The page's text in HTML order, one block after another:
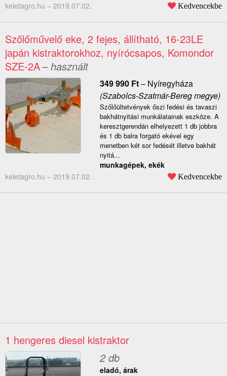
keletagro.hu – 2019.07.02. Kedvencekbe
Szőlőművelő eke, 2 fejes, állítható, 16-23LE
japán kistraktorokhoz, nyírócsapos, Komondor
SZE-2A– használt
349 990 Ft– Nyíregyháza
(Szabolcs-Szatmár-Bereg megye)
Szőlőültetvények őszi fedési és tavaszi
bakhátnyitási munkálatainak eszköze. A
keresztgerendán elhelyezett 1 db jobbra
és 1 db balra forgató ekével egy
menetben két sor fedését illetve bakhát
nyitá...
munkagépek, ekék
keletagro.hu – 2019.07.02. Kedvencekbe
1 hengeres diesel kistraktor
2 db
eladó, árak